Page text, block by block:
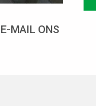
E-MAIL ONS